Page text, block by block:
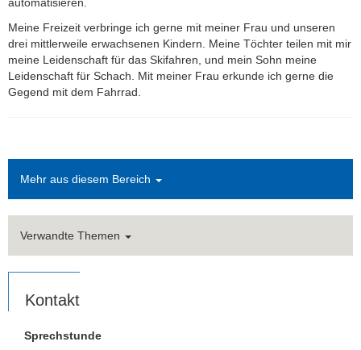
automatisieren.
Meine Freizeit verbringe ich gerne mit meiner Frau und unseren
drei mittlerweile erwachsenen Kindern. Meine Töchter teilen mit mir
meine Leidenschaft für das Skifahren, und mein Sohn meine
Leidenschaft für Schach. Mit meiner Frau erkunde ich gerne die
Gegend mit dem Fahrrad.
Mehr aus diesem Bereich
Verwandte Themen
Kontakt
Sprechstunde